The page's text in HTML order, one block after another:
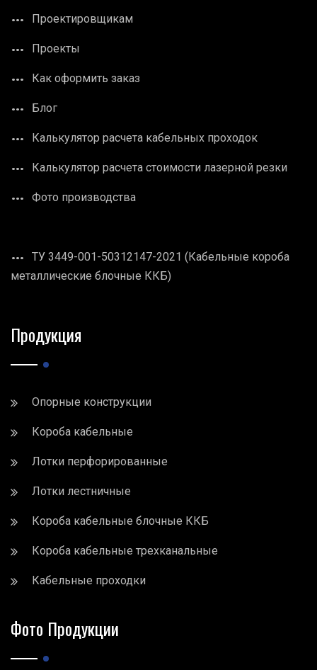
Проектировщикам
Проекты
Как оформить заказ
Блог
Калькулятор расчета кабельных проходок
Калькулятор расчета стоимости лазерной резки
Фото производства
ТУ 3449-001-50312147-2021 (Кабельные короба
металлические блочные ККБ)
Продукция
Опорные конструкции
Короба кабельные
Лотки перфорированные
Лотки лестничные
Короба кабельные блочные ККБ
Короба кабельные трехканальные
Кабельные проходки
Фото Продукции